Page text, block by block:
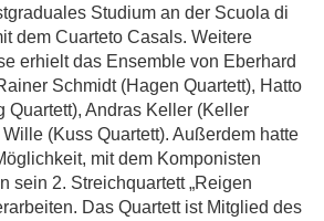
Studium an der Scuola di
dem Cuarteto Casals. Weitere
erhielt das Ensemble von Eberhard
Schmidt (Hagen Quartett), Hatto
Quartett), Andras Keller (Keller
(Kuss Quartett). Außerdem hatte
mit dem Komponisten
sein 2. Streichquartett „Reigen
Das Quartett ist Mitglied des